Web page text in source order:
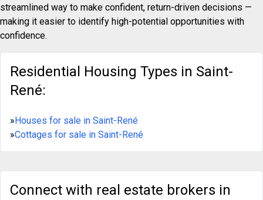
streamlined way to make confident, return-driven decisions —
making it easier to identify high-potential opportunities with
confidence.
Residential Housing Types in Saint-
René:
»Houses for sale in Saint-René
»Cottages for sale in Saint-René
Connect with real estate brokers in